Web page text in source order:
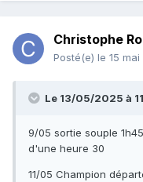
Christophe
Posté(e) le 15
Le 13/05/2025 à
9/05 sortie souple
d'une heure 30
11/05 Champion